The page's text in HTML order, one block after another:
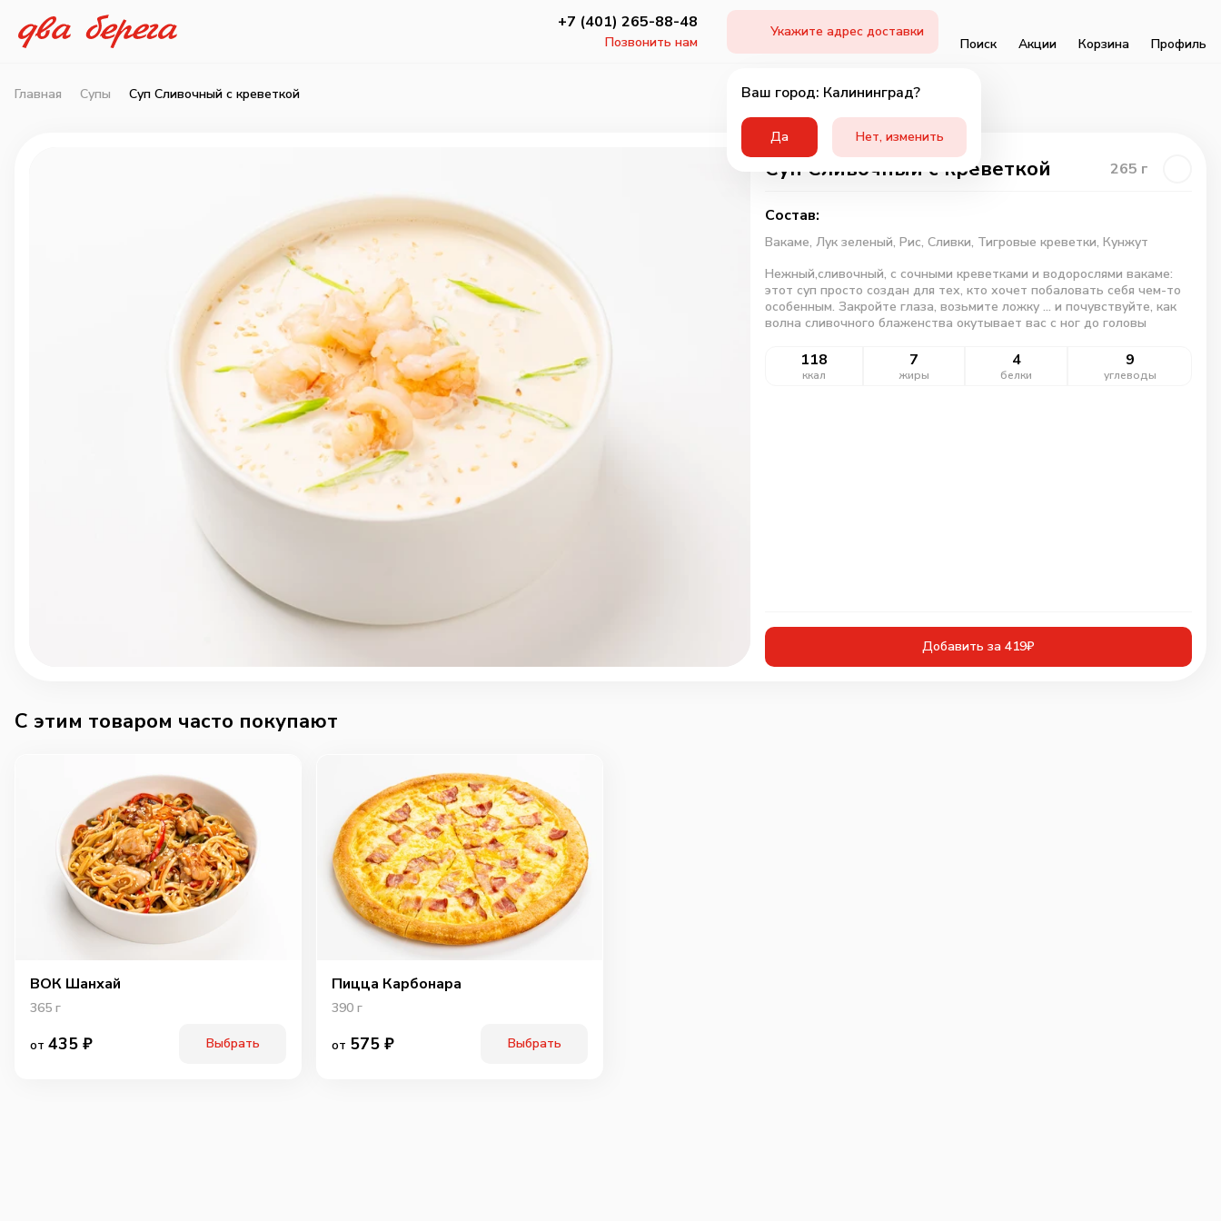
+7 (401) 265-88-48
Позвонить нам
Укажите адрес доставки
Ваш город: Калининград?
Да Нет, изменить
Поиск Акции Корзина Профиль
Главная Супы Суп Сливочный с креветкой
Суп Сливочный с креветкой 265 г
Состав:
Вакаме, Лук зеленый, Рис, Сливки, Тигровые креветки, Кунжут
Нежный,сливочный, с сочными креветками и водорослями вакаме:
этот суп просто создан для тех, кто хочет побаловать себя чем-то
особенным. Закройте глаза, возьмите ложку ... и почувствуйте, как
волна сливочного блаженства окутывает вас с ног до головы
118
ккал
7
жиры
4
белки
9
углеводы
Добавить за 419₽
C этим товаром часто покупают
ВОК Шанхай
365 г
от 435 ₽ Выбрать
Пицца Карбонара
390 г
от 575 ₽ Выбрать